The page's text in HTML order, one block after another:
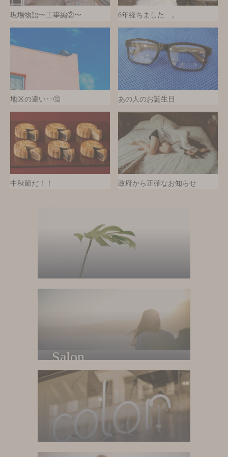
現場物語〜工事編②〜 6年経ちました…。
地区の違い‥🤔 あの人のお誕生日
中秋節だ！！ 政府から正確なお知らせ
Salon
Về salon